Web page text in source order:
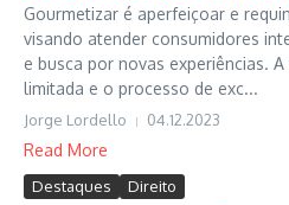
Gourmetizar é aperfeiçoar e
visando atender consumidores
e busca por novas experiências.
limitada e o processo de exc...
Jorge Lordello 04.12.2023
Read More
Destaques Direito